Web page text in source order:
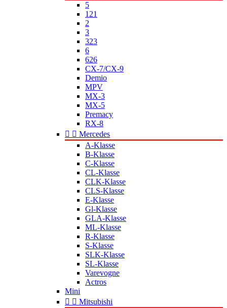
5
121
2
3
323
6
626
CX-7/CX-9
Demio
MPV
MX-3
MX-5
Premacy
RX-8
  Mercedes
A-Klasse
B-Klasse
C-Klasse
CL-Klasse
CLK-Klasse
CLS-Klasse
E-Klasse
Gl-Klasse
GLA-Klasse
ML-Klasse
R-Klasse
S-Klasse
SLK-Klasse
SL-Klasse
Varevogne
Actros
Mini
  Mitsubishi